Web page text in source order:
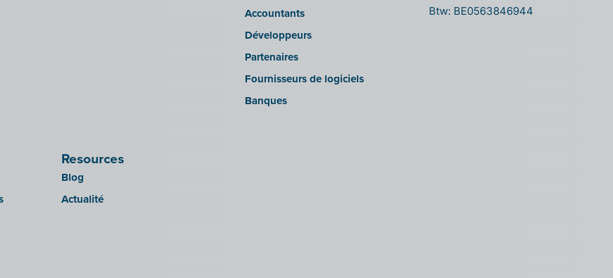
Accountants
Développeurs
Partenaires
Fournisseurs de logiciels
Banques
Resources
Blog
Actualité
Btw: BE0563846944